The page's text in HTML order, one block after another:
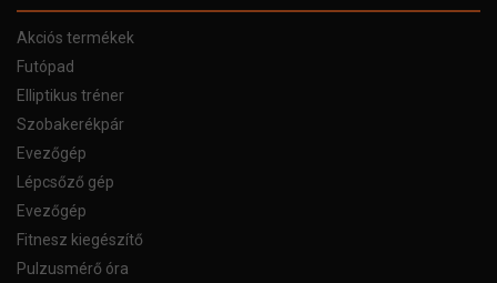
Akciós termékek
Futópad
Elliptikus tréner
Szobakerékpár
Evezőgép
Lépcsőző gép
Evezőgép
Fitnesz kiegészítő
Pulzusmérő óra